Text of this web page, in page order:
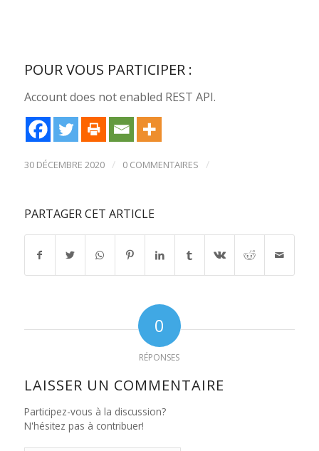
POUR VOUS PARTICIPER :
Account does not enabled REST API.
30 DÉCEMBRE 2020 / 0 COMMENTAIRES /
PARTAGER CET ARTICLE
0
RÉPONSES
LAISSER UN COMMENTAIRE
Participez-vous à la discussion?
N'hésitez pas à contribuer!